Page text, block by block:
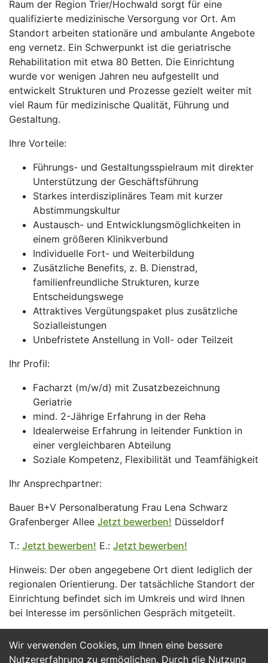
Wir verwenden Cookies, um Ihnen eine bessere
Nutzererfahrung zu ermöglichen. Durch die Nutzung
Raum der Region Trier/Hochwald sorgt für eine
qualifizierte medizinische Versorgung vor Ort. Am
Standort arbeiten stationäre und ambulante Angebote
eng vernetz. Ein Schwerpunkt ist die geriatrische
Rehabilitation mit etwa 80 Betten. Die Einrichtung
wurde vor wenigen Jahren neu aufgestellt und
entwickelt Strukturen und Prozesse gezielt weiter mit
viel Raum für medizinische Qualität, Führung und
Gestaltung.
Ihre Vorteile:
Führungs- und Gestaltungsspielraum mit direkter
Unterstützung der Geschäftsführung
Starkes interdisziplinäres Team mit kurzer
Abstimmungskultur
Austausch- und Entwicklungsmöglichkeiten in
einem größeren Klinikverbund
Individuelle Fort- und Weiterbildung
Zusätzliche Benefits, z. B. Dienstrad,
familienfreundliche Strukturen, kurze
Entscheidungswege
Attraktives Vergütungspaket plus zusätzliche
Sozialleistungen
Unbefristete Anstellung in Voll- oder Teilzeit
Ihr Profil:
Facharzt (m/w/d) mit Zusatzbezeichnung
Geriatrie
mind. 2-Jährige Erfahrung in der Reha
Idealerweise Erfahrung in leitender Funktion in
einer vergleichbaren Abteilung
Soziale Kompetenz, Flexibilität und Teamfähigkeit
Ihr Ansprechpartner:
Bauer B+V Personalberatung Frau Lena Schwarz
Grafenberger Allee Jetzt bewerben! Düsseldorf
T.: Jetzt bewerben! E.: Jetzt bewerben!
Hinweis: Der oben angegebene Ort dient lediglich der
regionalen Orientierung. Der tatsächliche Standort der
Einrichtung befindet sich im Umkreis und wird Ihnen
bei Interesse im persönlichen Gespräch mitgeteilt.
Jetzt Bewerben